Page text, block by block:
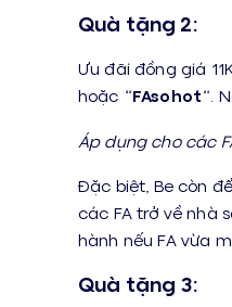
Quà tặng 2:
Ưu đãi đồng giá
hoặc “FAsohot“.
Áp dụng cho các
Đặc biệt, Be còn
các FA trở về nhà
hành nếu FA vừa
Quà tặng 3: